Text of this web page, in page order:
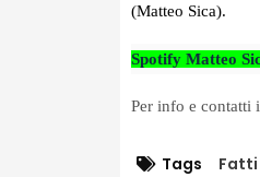
(Matteo Sica).
Spotify Matteo
Per info e contatti
Tags Fatti